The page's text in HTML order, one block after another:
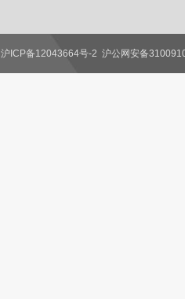
沪ICP备12043664号-2 沪公网安备